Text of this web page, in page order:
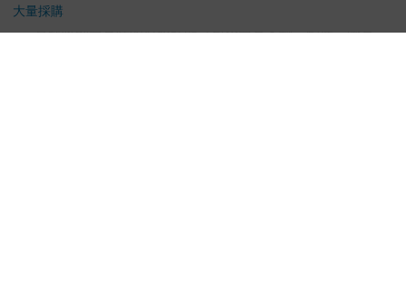
辦理退換貨時，商品（組合商品恕無法接受單獨退貨）必須
是您收到商品時的原始狀態（包含商品本體、配件、贈品、
大量採購